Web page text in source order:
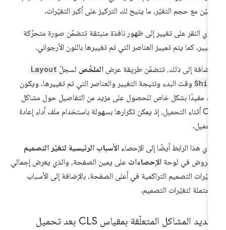
مع حجم التغيّر، ما يتيح لك التركيز على أكبر التغيّرات.
النقر على تغيير إلى ظهور نافذة منبثقة تتضمّن صورة متحرّكة
كما يتم تمييز العناصر التي تم تغييرها باللون الأرجواني.
إلى ذلك، تتضمّن طريقة عرضالملخّصلسجلّLayout
وقت البدء ونتيجة التغيير والعناصر التي تم تغييرها. ويكون
مفيدًا بشكل خاص للحصول على مزيد من التفاصيل حول مشاكل
CLS أثناء التحميل، إذ يمكن تكرارها بسهولة باستخدام ملف أداء إعادة
هذا الرابط أيضًا إلى الإحصاءالأسباب الرئيسية لتغيّر التصميم
في لوحةالإحصاءاتعلى يمين الصفحة، والذي يعرض إجمالي
التصميم التراكمية في أعلى الصفحة، بالإضافة إلى الأسباب
لتغيّرات التصميم.
تحديد المشاكل المتعلّقة بمقياس CLS بعد تحميل